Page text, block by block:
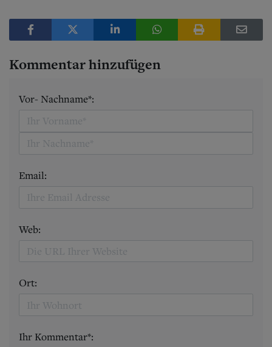
Kommentar hinzufügen
Vor- Nachname*:
Email:
Web:
Ort:
Ihr Kommentar*: